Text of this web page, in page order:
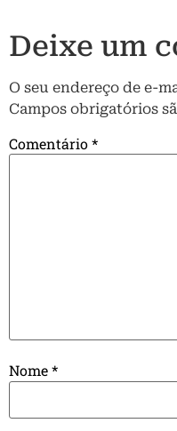
Deixe um
O seu endereço de e-
Campos obrigatórios
Comentário*
Nome*